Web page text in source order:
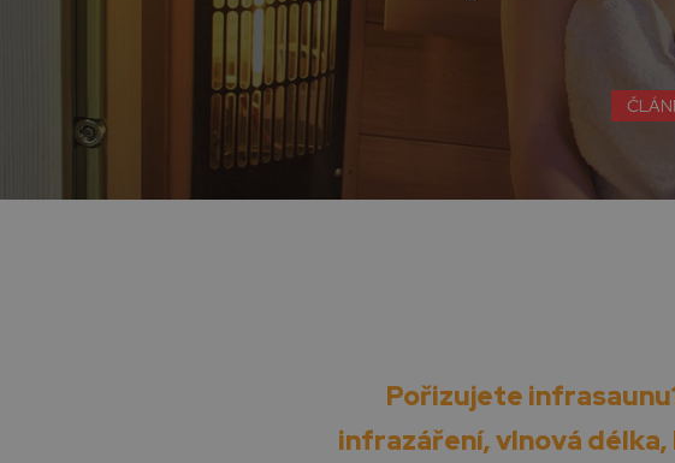
Pořizujete
infrazáření, vlnová